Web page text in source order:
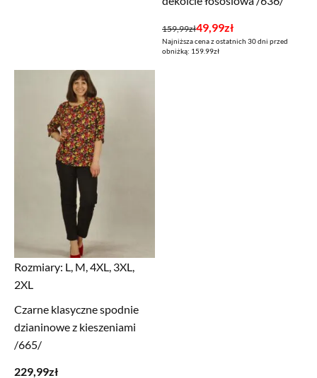
159,99zł
Pierwotna
cena
49,99zł
Aktualna
cena
Najniższa cena z ostatnich 30 dni przed
obniżką: 159.99zł
Rozmiary: L, M, 4XL, 3XL,
2XL
Czarne klasyczne spodnie
dzianinowe z kieszeniami
/665/
229,99zł